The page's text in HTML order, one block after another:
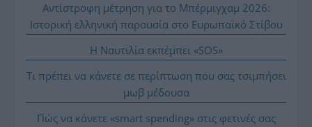
Αντίστροφη μέτρηση για το Μπέρμιγχαμ 2026:
Ιστορική ελληνική παρουσία στο Ευρωπαϊκό Στίβου
Η Ναυτιλία εκπέμπει «SOS»
Τι πρέπει να κάνετε σε περίπτωση που σας τσιμπήσει
μωβ μέδουσα
Πώς να κάνετε «smart spending» στις φετινές σας